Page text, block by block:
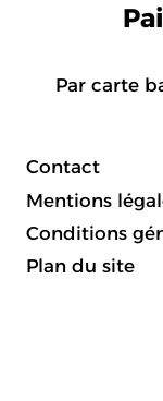
Par carte
Contact
Mentions
Conditions
Plan du site